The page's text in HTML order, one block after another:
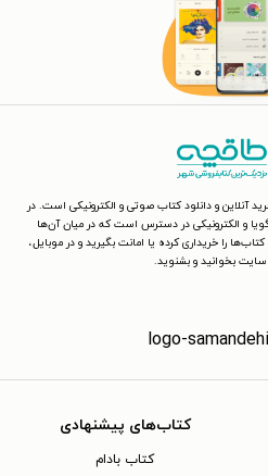
آنلاین و دانلود کتاب صوتی و الکترونیکی است. در
و الکترونیکی در دسترس است که در میان آن‌ها
را خریداری کرده یا امانت بگیرید و در موبایل،
سایت بخوانید و بشنوید.
کتاب‌های پیشنهادی
کتاب بادام